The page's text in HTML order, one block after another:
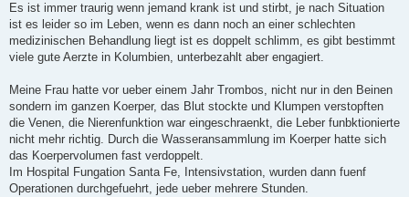
Es ist immer traurig wenn jemand krank ist und stirbt, je nach Situation
ist es leider so im Leben, wenn es dann noch an einer schlechten
medizinischen Behandlung liegt ist es doppelt schlimm, es gibt bestimmt
viele gute Aerzte in Kolumbien, unterbezahlt aber engagiert.
Meine Frau hatte vor ueber einem Jahr Trombos, nicht nur in den Beinen
sondern im ganzen Koerper, das Blut stockte und Klumpen verstopften
die Venen, die Nierenfunktion war eingeschraenkt, die Leber funbktionierte
nicht mehr richtig. Durch die Wasseransammlung im Koerper hatte sich
das Koerpervolumen fast verdoppelt.
Im Hospital Fungation Santa Fe, Intensivstation, wurden dann fuenf
Operationen durchgefuehrt, jede ueber mehrere Stunden.